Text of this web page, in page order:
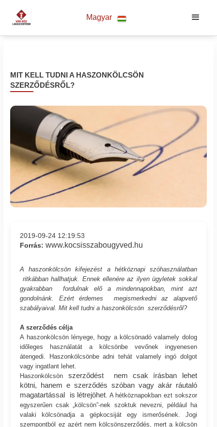
Magyar
MIT KELL TUDNI A HASZONKÖLCSÖN
SZERZŐDÉSRŐL?
2019-09-24 12:19:53
Forrás:www.kocsisszabougyved.hu
A haszonkölcsön kifejezést a hétköznapi szóhasználatban
ritkábban hallhatjuk. Ennek ellenére az ilyen ügyletek sokkal
gyakrabban fordulnak elő a mindennapokban, mint azt
gondolnánk. Ezért érdemes megismerkedni az alapvető
szabályaival. Mit kell tudni a haszonkölcsön szerződésről?
A szerződés célja
A haszonkölcsön lényege, hogy a kölcsönadó valamely dolog
időleges használatát a kölcsönbe vevőnek ingyenesen
átengedi. Haszonkölcsönbe adni tehát valamely ingó dolgot
vagy ingatlant lehet.
Haszonkölcsön szerződést nem csak írásban lehet
kötni, hanem e szerződés szóban vagy akár ráutaló
magatartással is létrejöhet . A hétköznapokban ezt sokszor
egyszerűen csak „kölcsön”-nek szoktuk nevezni, például ha
valaki kölcsönadja a gépkocsiját egy ismerősének. Jogi
szempontból ez azért nem kölcsönszerződés, mert a kölcsön